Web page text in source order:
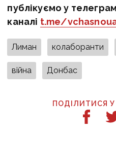
публікуємо у
каналі t.me/
Лиман колаборанти
війна Донбас
ПОДІЛИТИСЯ